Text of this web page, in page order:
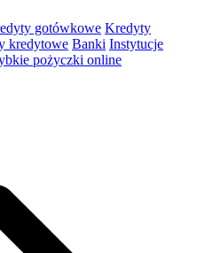
gotówkowe Kredyty
kredytowe Banki Instytucje
pożyczki online